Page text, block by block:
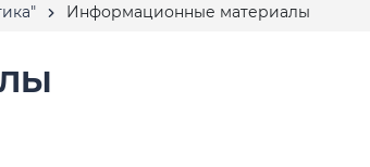
Информационные материалы